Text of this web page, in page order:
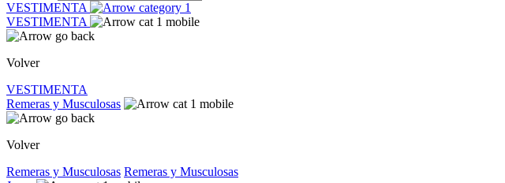
VESTIMENTA
VESTIMENTA
Volver
VESTIMENTA
Remeras y Musculosas
Volver
Remeras y Musculosas Remeras y Musculosas